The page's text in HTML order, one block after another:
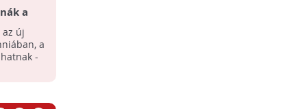
a
új
a
-